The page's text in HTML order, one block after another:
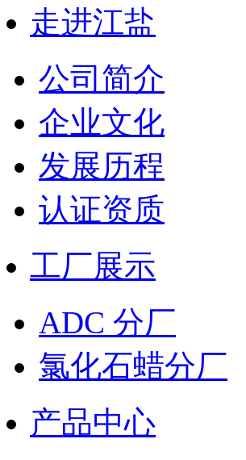
走进江盐
公司简介
企业文化
发展历程
认证资质
工厂展示
ADC 分厂
氯化石蜡分厂
产品中心